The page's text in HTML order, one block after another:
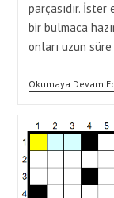
parçasıdır.
bir bulmaca
onları uzun
Okumaya Devam